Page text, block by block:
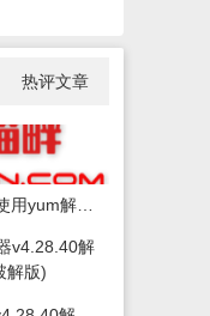
热评文章